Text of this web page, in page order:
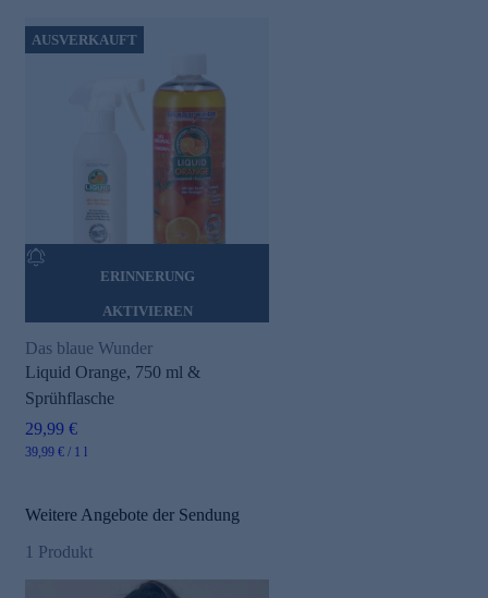
AUSVERKAUFT
ERINNERUNG
AKTIVIEREN
Das blaue Wunder
Liquid Orange, 750 ml &
Sprühflasche
29,99 €
39,99 € / 1 l
Weitere Angebote der Sendung
1 Produkt